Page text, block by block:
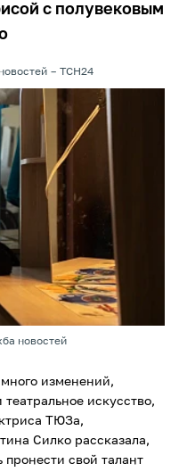
с полувековым
ТСН24
новостей
изменений,
искусство,
ТЮЗа,
Силко рассказала,
пронести свой талант